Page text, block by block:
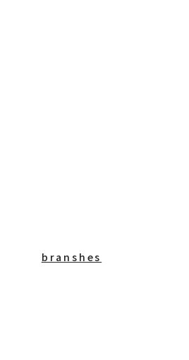
branshes